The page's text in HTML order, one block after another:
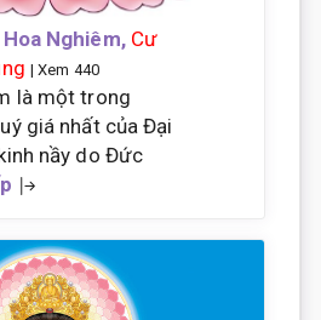
Nghiêm, Cư
| Xem 440
là một trong
giá nhất của Đại
nầy do Đức